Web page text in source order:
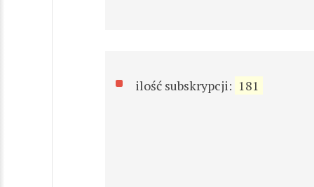
ilość subskrypcji: 181